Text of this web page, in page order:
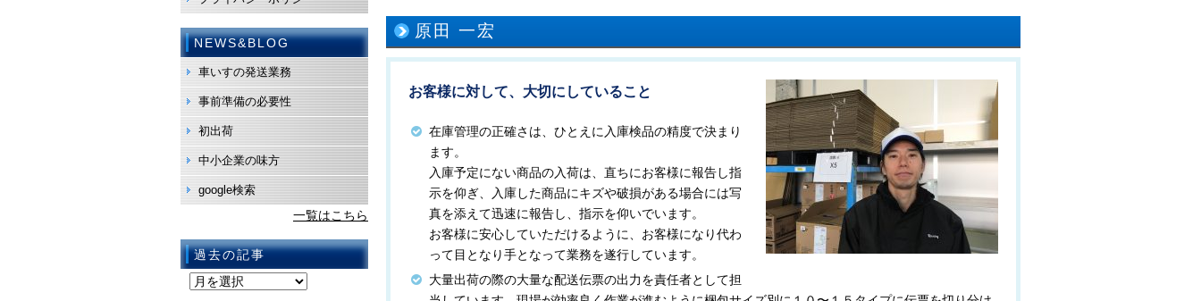
原田 一宏
お客様に対して、大切にしていること
在庫管理の正確さは、ひとえに入庫検品の精度で決まり
ます。
入庫予定にない商品の入荷は、直ちにお客様に報告し指
示を仰ぎ、入庫した商品にキズや破損がある場合には写
真を添えて迅速に報告し、指示を仰いでいます。
お客様に安心していただけるように、お客様になり代わ
って目となり手となって業務を遂行しています。
大量出荷の際の大量な配送伝票の出力を責任者として担
NEWS&BLOG
車いすの発送業務
事前準備の必要性
初出荷
中小企業の味方
google検索
一覧はこちら
過去の記事